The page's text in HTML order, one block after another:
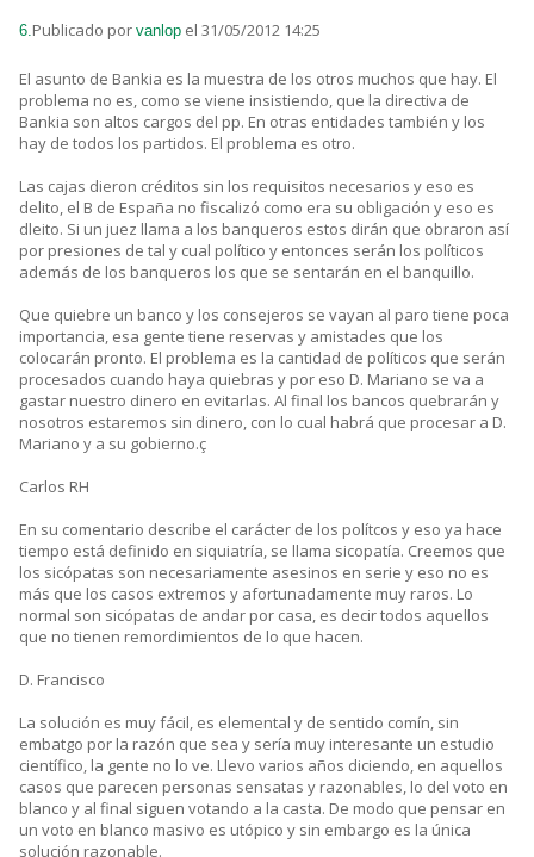
6.Publicado por vanlop el 31/05/2012 14:25
El asunto de Bankia es la muestra de los otros muchos que hay. El
problema no es, como se viene insistiendo, que la directiva de
Bankia son altos cargos del pp. En otras entidades también y los
hay de todos los partidos. El problema es otro.
Las cajas dieron créditos sin los requisitos necesarios y eso es
delito, el B de España no fiscalizó como era su obligación y eso es
dleito. Si un juez llama a los banqueros estos dirán que obraron así
por presiones de tal y cual político y entonces serán los políticos
además de los banqueros los que se sentarán en el banquillo.
Que quiebre un banco y los consejeros se vayan al paro tiene poca
importancia, esa gente tiene reservas y amistades que los
colocarán pronto. El problema es la cantidad de políticos que serán
procesados cuando haya quiebras y por eso D. Mariano se va a
gastar nuestro dinero en evitarlas. Al final los bancos quebrarán y
nosotros estaremos sin dinero, con lo cual habrá que procesar a D.
Mariano y a su gobierno.ç
Carlos RH
En su comentario describe el carácter de los polítcos y eso ya hace
tiempo está definido en siquiatría, se llama sicopatía. Creemos que
los sicópatas son necesariamente asesinos en serie y eso no es
más que los casos extremos y afortunadamente muy raros. Lo
normal son sicópatas de andar por casa, es decir todos aquellos
que no tienen remordimientos de lo que hacen.
D. Francisco
La solución es muy fácil, es elemental y de sentido comín, sin
embatgo por la razón que sea y sería muy interesante un estudio
científico, la gente no lo ve. Llevo varios años diciendo, en aquellos
casos que parecen personas sensatas y razonables, lo del voto en
blanco y al final siguen votando a la casta. De modo que pensar en
un voto en blanco masivo es utópico y sin embargo es la única
solución razonable.